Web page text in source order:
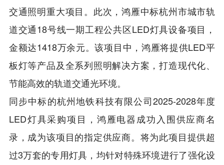
交通照明重大项目。此次，鸿雁中标杭州市城市轨
道交通18号线一期工程公共区LED灯具设备项目，
金额达1418万余元。该项目中，鸿雁将提供LED平
板灯等产品及全系列照明解决方案，打造现代化、
节能高效的轨道交通光环境。
同步中标的杭州地铁科技有限公司2025-2028年度
LED灯具采购项目，鸿雁电器成功入围供应商名
录，成为该项目的指定供应商。将为此项目提供超
过3万套的专用灯具，均针对特殊环境进行了强化设